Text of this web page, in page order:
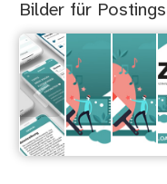
Bilder für Postings